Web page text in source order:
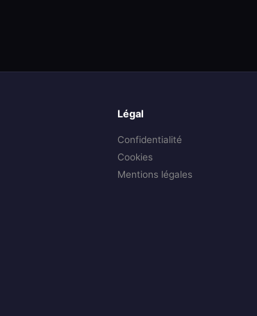
Légal
Confidentialité
Cookies
Mentions légales